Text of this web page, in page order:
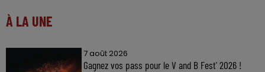
À LA UNE
7 août 2026
Gagnez vos pass pour le V and B Fest' 2026 !